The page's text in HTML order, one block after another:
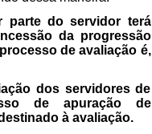
parte do servidor terá
da progressão
de avaliação é,
dos servidores de
de apuração de
à avaliação.